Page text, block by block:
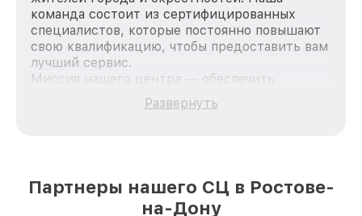
команда состоит из сертифицированных
специалистов, которые постоянно повышают
свою квалификацию, чтобы предоставить вам
лучший сервис.
Миссия нашего центра — обеспечить
качественный и доступный ремонт для
каждого пользователя продукции Pard, вне
лучшим сервисным центром Pard в городе
Ростове-на-Дону, постоянно повышая уровень
Развернуть
Партнеры нашего СЦ в Ростове-
на-Дону